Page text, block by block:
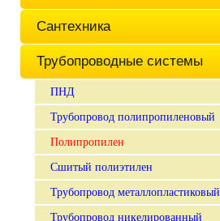
Сантехника
Трубопроводные системы
ПНД
Трубопровод полипропиленовый
Полипропилен
Сшитый полиэтилен
Трубопровод металлопластиковый
Трубопровод никелированный